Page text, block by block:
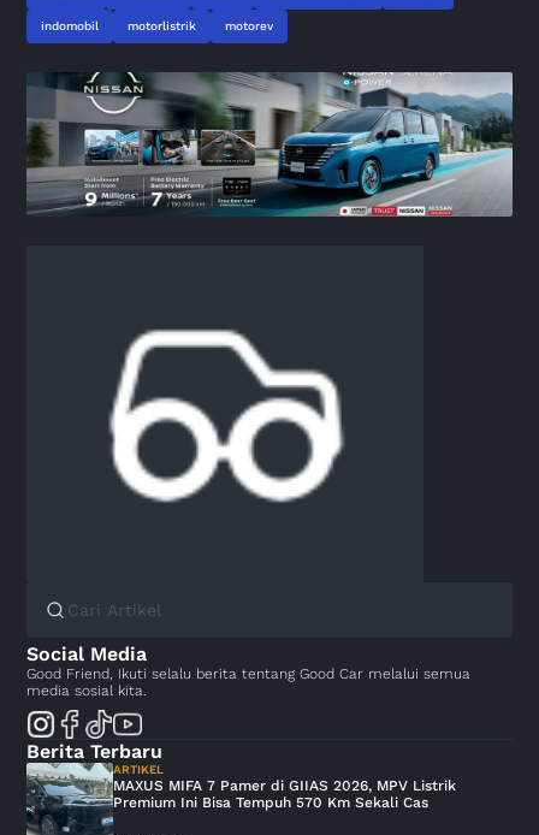
indomobil motorlistrik motorev
Social Media
Good Friend, Ikuti selalu berita tentang Good Car melalui semua
media sosial kita.
Berita Terbaru
ARTIKEL
MAXUS MIFA 7 Pamer di GIIAS 2026, MPV Listrik
Premium Ini Bisa Tempuh 570 Km Sekali Cas